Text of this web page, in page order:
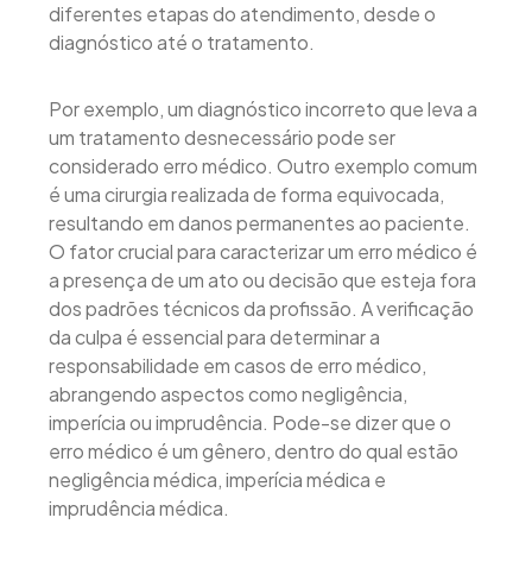
diferentes etapas do atendimento, desde o
diagnóstico até o tratamento.
Por exemplo, um diagnóstico incorreto que leva a
um tratamento desnecessário pode ser
considerado erro médico. Outro exemplo comum
é uma cirurgia realizada de forma equivocada,
resultando em danos permanentes ao paciente.
O fator crucial para caracterizar um erro médico é
a presença de um ato ou decisão que esteja fora
dos padrões técnicos da profissão. A verificação
da culpa é essencial para determinar a
responsabilidade em casos de erro médico,
abrangendo aspectos como negligência,
imperícia ou imprudência. Pode-se dizer que o
erro médico é um gênero, dentro do qual estão
negligência médica, imperícia médica e
imprudência médica.